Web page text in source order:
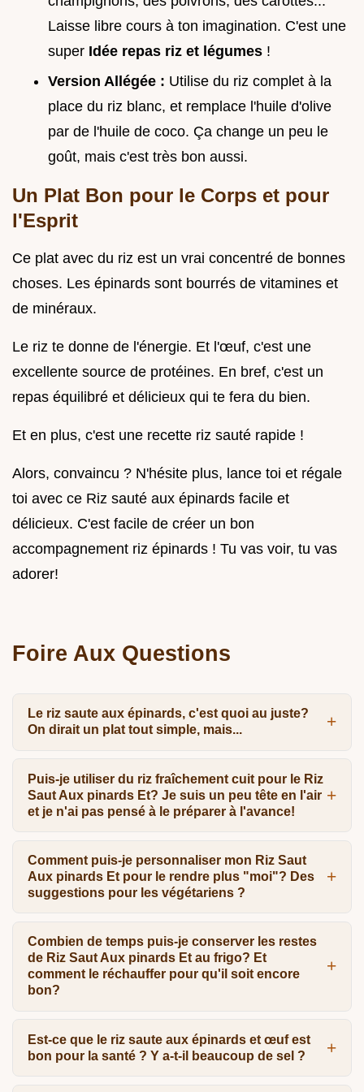
Laisse libre cours à ton imagination. C'est une
super Idée repas riz et légumes !
Version Allégée : Utilise du riz complet à la
place du riz blanc, et remplace l'huile d'olive
par de l'huile de coco. Ça change un peu le
goût, mais c'est très bon aussi.
Un Plat Bon pour le Corps et pour
l'Esprit
Ce plat avec du riz est un vrai concentré de bonnes
choses. Les épinards sont bourrés de vitamines et
de minéraux.
Le riz te donne de l'énergie. Et l'œuf, c'est une
excellente source de protéines. En bref, c'est un
repas équilibré et délicieux qui te fera du bien.
Et en plus, c'est une recette riz sauté rapide !
Alors, convaincu ? N'hésite plus, lance toi et régale
toi avec ce Riz sauté aux épinards facile et
délicieux. C'est facile de créer un bon
accompagnement riz épinards ! Tu vas voir, tu vas
adorer!
Foire Aux Questions
Le riz saute aux épinards, c'est quoi au juste?
On dirait un plat tout simple, mais...
Puis-je utiliser du riz fraîchement cuit pour le Riz
Saut Aux pinards Et? Je suis un peu tête en l'air
et je n'ai pas pensé à le préparer à l'avance!
Comment puis-je personnaliser mon Riz Saut
Aux pinards Et pour le rendre plus "moi"? Des
suggestions pour les végétariens ?
Combien de temps puis-je conserver les restes
de Riz Saut Aux pinards Et au frigo? Et
comment le réchauffer pour qu'il soit encore
bon?
Est-ce que le riz saute aux épinards et œuf est
bon pour la santé ? Y a-t-il beaucoup de sel ?